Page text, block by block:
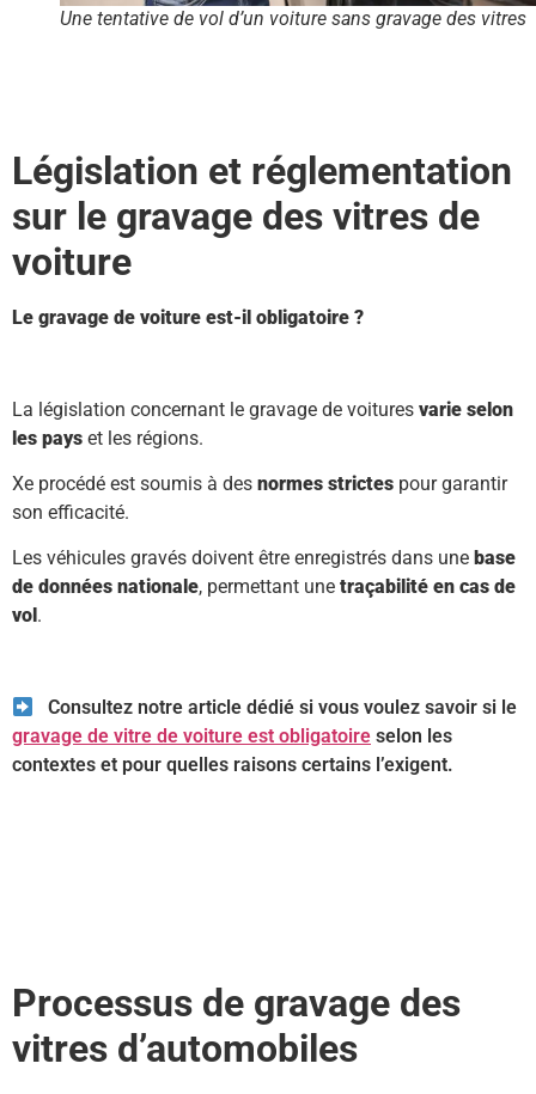
Une tentative de vol d’un voiture sans gravage des vitres
Législation et réglementation
sur le gravage des vitres de
voiture
Le gravage de voiture est-il obligatoire ?
La législation concernant le gravage de voitures varie selon
les pays et les régions.
Xe procédé est soumis à des normes strictes pour garantir
son efficacité.
Les véhicules gravés doivent être enregistrés dans une base
de données nationale, permettant une traçabilité en cas de
vol .
Consultez notre article dédié si vous voulez savoir si le
gravage de vitre de voiture est obligatoire selon les
contextes et pour quelles raisons certains l’exigent.
Processus de gravage des
vitres d’automobiles